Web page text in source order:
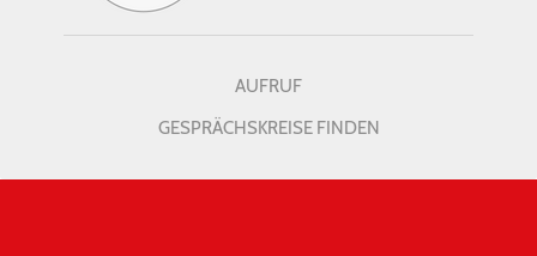
AUFRUF
GESPRÄCHSKREISE FINDEN